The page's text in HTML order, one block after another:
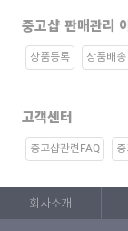
중고샵 판매관리
상품등록 상품배송
고객센터
중고샵관련FAQ
회사소개